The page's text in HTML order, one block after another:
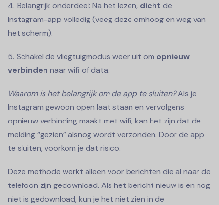
Belangrijk onderdeel: Na het lezen, dicht de
Instagram-app volledig (veeg deze omhoog en weg van
het scherm).
Schakel de vliegtuigmodus weer uit om opnieuw
verbinden naar wifi of data.
Waarom is het belangrijk om de app te sluiten?Als je
Instagram gewoon open laat staan en vervolgens
opnieuw verbinding maakt met wifi, kan het zijn dat de
melding “gezien” alsnog wordt verzonden. Door de app
te sluiten, voorkom je dat risico.
Deze methode werkt alleen voor berichten die al naar de
telefoon zijn gedownload. Als het bericht nieuw is en nog
niet is gedownload, kun je het niet zien in de